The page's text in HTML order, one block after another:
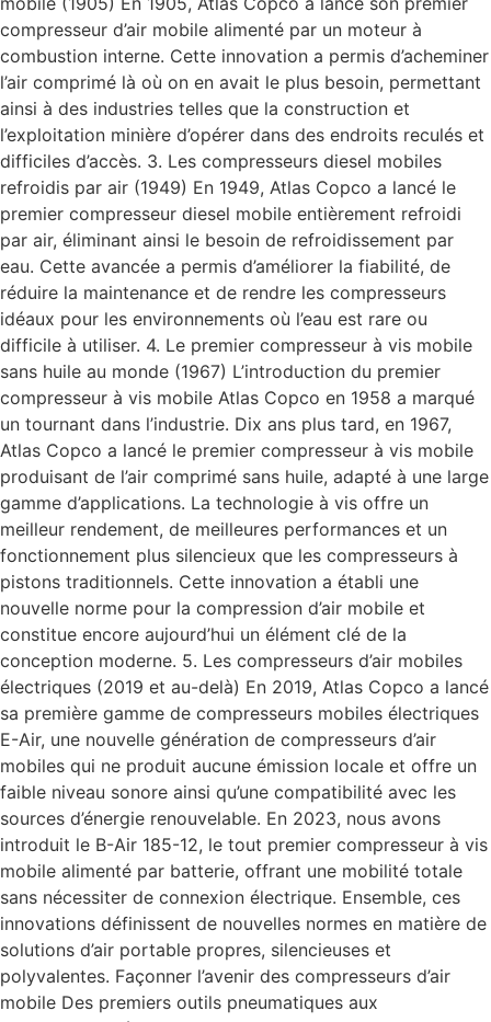
compresseur d’air mobile alimenté par un moteur à
combustion interne. Cette innovation a permis d’acheminer
l’air comprimé là où on en avait le plus besoin, permettant
ainsi à des industries telles que la construction et
l’exploitation minière d’opérer dans des endroits reculés et
difficiles d’accès. 3. Les compresseurs diesel mobiles
refroidis par air (1949) En 1949, Atlas Copco a lancé le
premier compresseur diesel mobile entièrement refroidi
par air, éliminant ainsi le besoin de refroidissement par
eau. Cette avancée a permis d’améliorer la fiabilité, de
réduire la maintenance et de rendre les compresseurs
idéaux pour les environnements où l’eau est rare ou
difficile à utiliser. 4. Le premier compresseur à vis mobile
sans huile au monde (1967) L’introduction du premier
compresseur à vis mobile Atlas Copco en 1958 a marqué
un tournant dans l’industrie. Dix ans plus tard, en 1967,
Atlas Copco a lancé le premier compresseur à vis mobile
produisant de l’air comprimé sans huile, adapté à une large
gamme d’applications. La technologie à vis offre un
meilleur rendement, de meilleures performances et un
fonctionnement plus silencieux que les compresseurs à
pistons traditionnels. Cette innovation a établi une
nouvelle norme pour la compression d’air mobile et
constitue encore aujourd’hui un élément clé de la
conception moderne. 5. Les compresseurs d’air mobiles
électriques (2019 et au-delà) En 2019, Atlas Copco a lancé
sa première gamme de compresseurs mobiles électriques
E-Air, une nouvelle génération de compresseurs d’air
mobiles qui ne produit aucune émission locale et offre un
faible niveau sonore ainsi qu’une compatibilité avec les
sources d’énergie renouvelable. En 2023, nous avons
introduit le B-Air 185-12, le tout premier compresseur à vis
mobile alimenté par batterie, offrant une mobilité totale
sans nécessiter de connexion électrique. Ensemble, ces
innovations définissent de nouvelles normes en matière de
solutions d’air portable propres, silencieuses et
polyvalentes. Façonner l’avenir des compresseurs d’air
mobile Des premiers outils pneumatiques aux